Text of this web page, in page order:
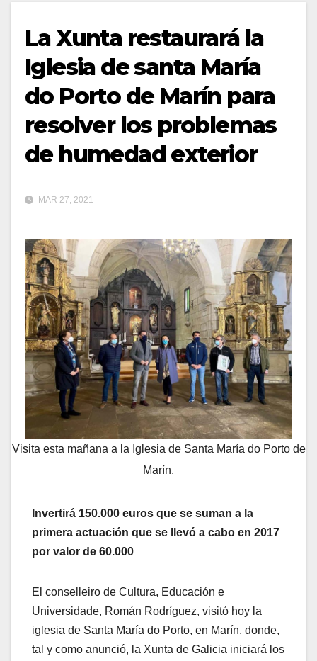
La Xunta restaurará la
Iglesia de santa María
do Porto de Marín para
resolver los problemas
de humedad exterior
MAR 27, 2021
Visita esta mañana a la Iglesia de Santa María do Porto de
Marín.
Invertirá 150.000 euros que se suman a la
primera actuación que se llevó a cabo en 2017
por valor de 60.000
El conselleiro de Cultura, Educación e
Universidade, Román Rodríguez, visitó hoy la
iglesia de Santa María do Porto, en Marín, donde,
tal y como anunció, la Xunta de Galicia iniciará los